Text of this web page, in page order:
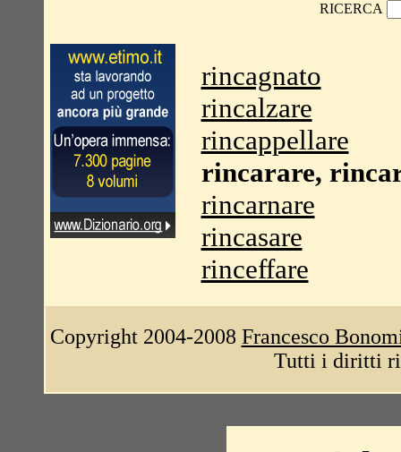
RICERCA
rincagnato
rincalzare
rincappellare
rincarare,
rincarnare
rincasare
rinceffare
Copyright 2004-2008 Francesco
Tutti i diritti